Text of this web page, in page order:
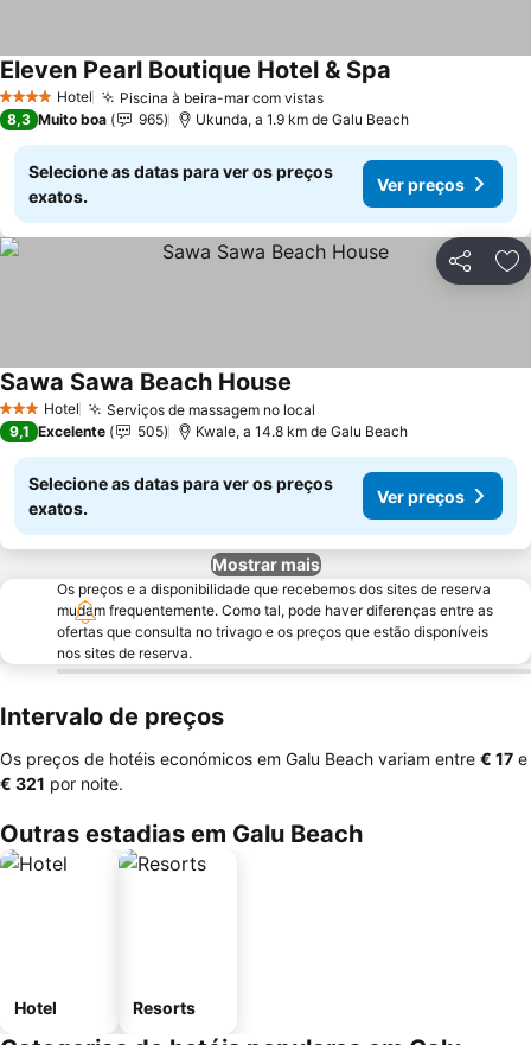
4 EstrelasHotel Piscina à beira-mar com vistas
Eleven Pearl Boutique Hotel & Spa
8,3 Muito boa 965 Ukunda, a 1.9 km de Galu Beach
Selecione as datas para ver os preços
exatos.
Ver preços
Partilhar
3 EstrelasHotel Serviços de massagem no local
Sawa Sawa Beach House
9,1 Excelente 505 Kwale, a 14.8 km de Galu Beach
Selecione as datas para ver os preços
exatos.
Ver preços
Mostrar mais
Os preços e a disponibilidade que recebemos dos sites de reserva
mudam frequentemente. Como tal, pode haver diferenças entre as
ofertas que consulta no trivago e os preços que estão disponíveis
nos sites de reserva.
Intervalo de preços
Os preços de hotéis económicos em Galu Beach variam entre ‎€ 17 e
‎€ 321 por noite.
Outras estadias em Galu Beach
Hotel Resorts